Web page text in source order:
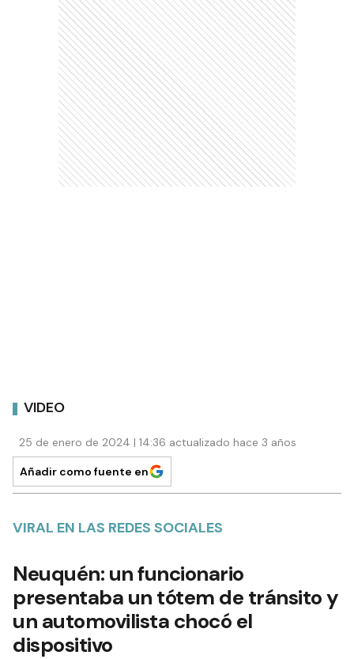
VIDEO
25 de enero de 2024 | 14:36 actualizado hace 3 años
Añadir como fuente en
VIRAL EN LAS REDES SOCIALES
Neuquén: un funcionario
presentaba un tótem de tránsito y
un automovilista chocó el
dispositivo